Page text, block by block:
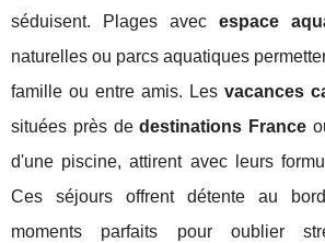
séduisent. Plages avec espace
naturelles ou parcs aquatiques
famille ou entre amis. Les vacances
situées près dedestinations France
d'une piscine, attirent avec leurs
Ces séjours offrent détente au
moments parfaits pour oublier